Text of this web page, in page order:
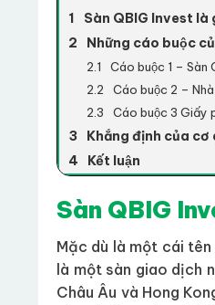
Sàn QBIG Invest
Những cáo buộc
Cáo buộc 1 – Sàn
Cáo buộc 2 –
Cáo buộc 3 Giấy
Khẳng định của cơ
Kết luận
Sàn QBIG
Mặc dù là một cái
là một sàn giao dịch
Châu Âu và Hong